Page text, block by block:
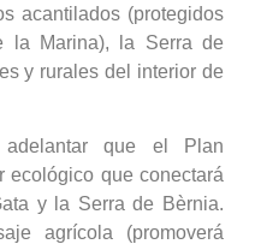
acantilados (protegidos
la Marina), la Serra de
y rurales del interior de
que el Plan
ecológico que conectará
y la Serra de Bèrnia.
agrícola (promoverá